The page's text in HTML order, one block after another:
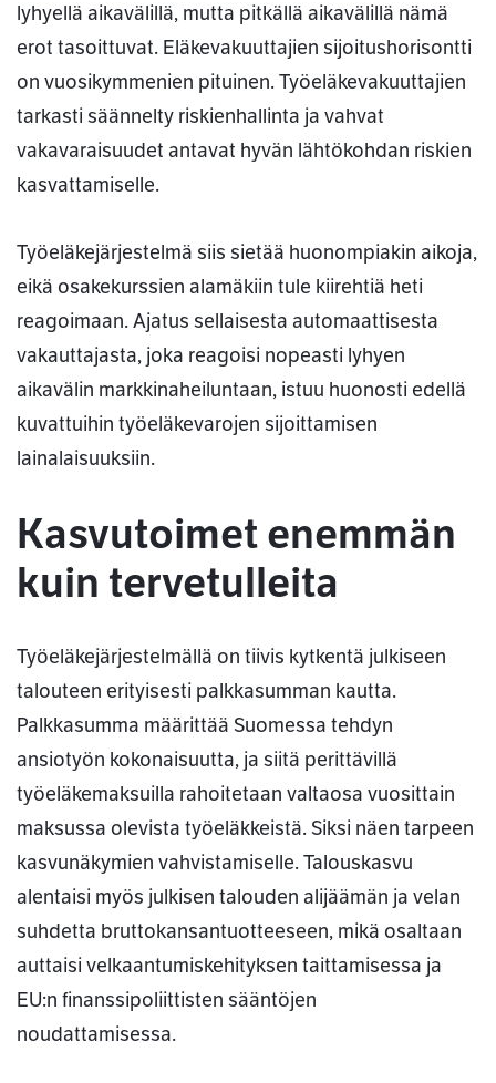
lyhyellä aikavälillä, mutta pitkällä aikavälillä nämä
erot tasoittuvat. Eläkevakuuttajien sijoitushorisontti
on vuosikymmenien pituinen. Työeläkevakuuttajien
tarkasti säännelty riskienhallinta ja vahvat
vakavaraisuudet antavat hyvän lähtökohdan riskien
kasvattamiselle.
Työeläkejärjestelmä siis sietää huonompiakin aikoja,
eikä osakekurssien alamäkiin tule kiirehtiä heti
reagoimaan. Ajatus sellaisesta automaattisesta
vakauttajasta, joka reagoisi nopeasti lyhyen
aikavälin markkinaheiluntaan, istuu huonosti edellä
kuvattuihin työeläkevarojen sijoittamisen
lainalaisuuksiin.
Kasvutoimet enemmän
kuin tervetulleita
Työeläkejärjestelmällä on tiivis kytkentä julkiseen
talouteen erityisesti palkkasumman kautta.
Palkkasumma määrittää Suomessa tehdyn
ansiotyön kokonaisuutta, ja siitä perittävillä
työeläkemaksuilla rahoitetaan valtaosa vuosittain
maksussa olevista työeläkkeistä. Siksi näen tarpeen
kasvunäkymien vahvistamiselle. Talouskasvu
alentaisi myös julkisen talouden alijäämän ja velan
suhdetta bruttokansantuotteeseen, mikä osaltaan
auttaisi velkaantumiskehityksen taittamisessa ja
EU:n finanssipoliittisten sääntöjen
noudattamisessa.